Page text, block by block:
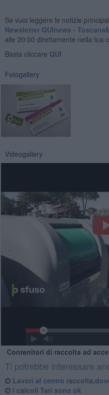
Se vuoi leggere le notizie
Newsletter QUInews -
alle 20:00 direttamente nella tua
Basta cliccare QUI
Fotogallery
Videogallery
Contenitori di raccolta ad
Ti potrebbe interessare
Lavori al centro
I calcoli Tari sono ok